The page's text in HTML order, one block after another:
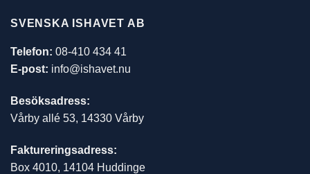
SVENSKA ISHAVET AB
Telefon: 08-410 434 41
E-post: info@ishavet.nu
Besöksadress:
Vårby allé 53, 14330 Vårby
Faktureringsadress:
Box 4010, 14104 Huddinge